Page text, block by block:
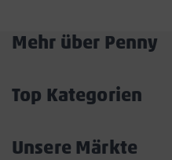
Mehr über Penny
Top Kategorien
Unsere Märkte